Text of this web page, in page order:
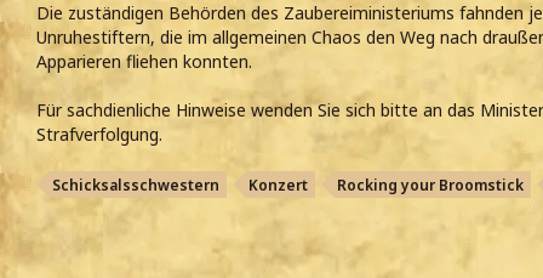
Die zuständigen Behörden des Zaubereiministeriums fahnden
Unruhestiftern, die im allgemeinen Chaos den Weg nach
Apparieren fliehen konnten.
Für sachdienliche Hinweise wenden Sie sich bitte an das
Strafverfolgung.
Schicksalsschwestern Konzert Rocking your Broomstick